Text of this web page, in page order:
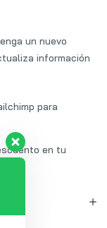
un nuevo
información
para
en tu